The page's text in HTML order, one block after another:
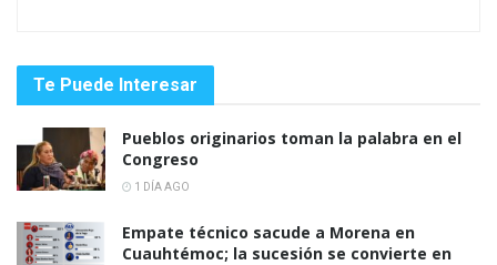
Te Puede Interesar
Pueblos originarios toman la palabra en el
Congreso
1 DÍA AGO
Empate técnico sacude a Morena en
Cuauhtémoc; la sucesión se convierte en